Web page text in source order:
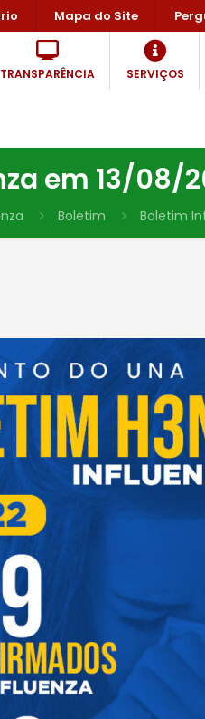
Mapa do Site
TRANSPARÊNCIA SERVIÇOS
em 13/08/
Boletim Boletim